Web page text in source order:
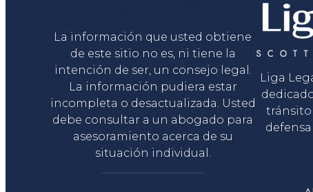
La información que usted obtiene
de este sitio no es, ni tiene la
intención de ser, un consejo legal.
La información pudiera estar
incompleta o desactualizada. Usted
debe consultar a un abogado para
asesoramiento acerca de su
situación individual.
Liga
tránsito